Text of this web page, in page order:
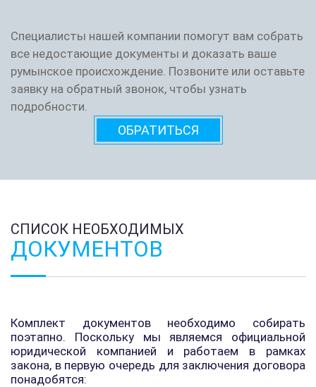
Специалисты нашей компании помогут вам собрать
все недостающие документы и доказать ваше
румынское происхождение. Позвоните или оставьте
заявку на обратный звонок, чтобы узнать
подробности.
ОБРАТИТЬСЯ
СПИСОК НЕОБХОДИМЫХ
ДОКУМЕНТОВ
Комплект документов необходимо собирать
поэтапно. Поскольку мы являемся официальной
юридической компанией и работаем в рамках
закона, в первую очередь для заключения договора
понадобятся: